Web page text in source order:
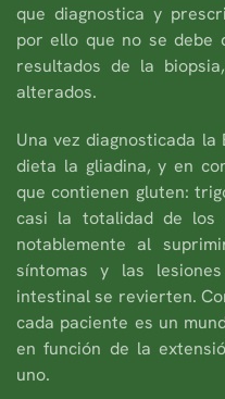
que diagnostica y
por ello que no se debe
resultados de la
alterados.
Una vez diagnosticada
dieta la gliadina, y en
que contienen gluten:
casi la totalidad de los
notablemente al
síntomas y las
intestinal se revierten.
cada paciente es un
en función de la
uno.